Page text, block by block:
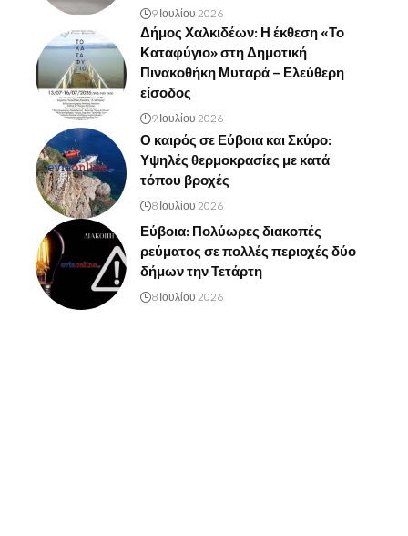
9 Ιουλίου 2026
Δήμος Χαλκιδέων: Η έκθεση «Το
Καταφύγιο» στη Δημοτική
Πινακοθήκη Μυταρά – Ελεύθερη
είσοδος
9 Ιουλίου 2026
Ο καιρός σε Εύβοια και Σκύρο:
Υψηλές θερμοκρασίες με κατά
τόπου βροχές
8 Ιουλίου 2026
Εύβοια: Πολύωρες διακοπές
ρεύματος σε πολλές περιοχές δύο
δήμων την Τετάρτη
8 Ιουλίου 2026